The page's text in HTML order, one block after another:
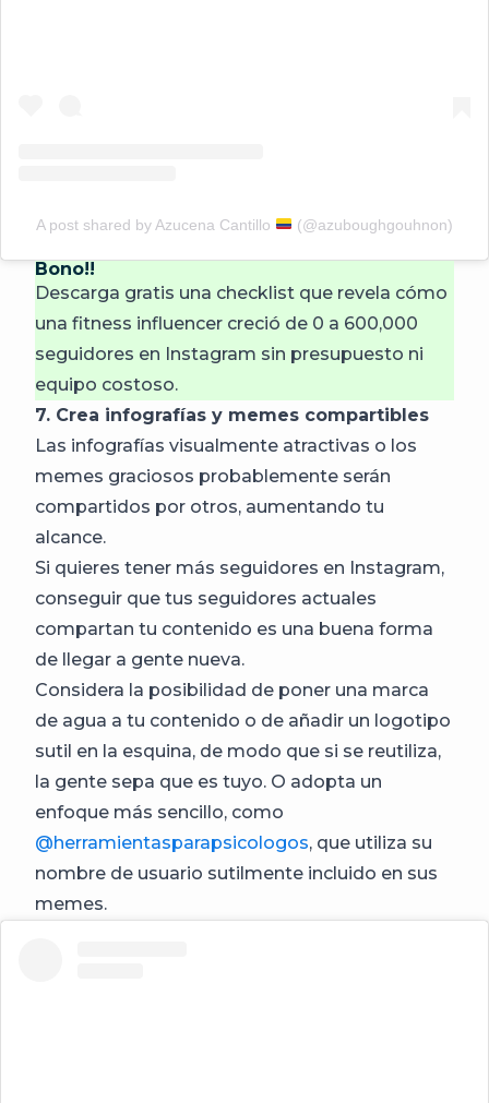
A post shared by Azucena Cantillo (@azuboughgouhnon)
Bono!!
Descarga gratis una checklist que revela cómo
una fitness influencer creció de 0 a 600,000
seguidores en Instagram sin presupuesto ni
equipo costoso.
7. Crea infografías y memes compartibles
Las infografías visualmente atractivas o los
memes graciosos probablemente serán
compartidos por otros, aumentando tu
alcance.
Si quieres tener más seguidores en Instagram,
conseguir que tus seguidores actuales
compartan tu contenido es una buena forma
de llegar a gente nueva.
Considera la posibilidad de poner una marca
de agua a tu contenido o de añadir un logotipo
sutil en la esquina, de modo que si se reutiliza,
la gente sepa que es tuyo. O adopta un
enfoque más sencillo, como
@herramientasparapsicologos, que utiliza su
nombre de usuario sutilmente incluido en sus
memes.